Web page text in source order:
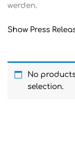
werden.
Show Press
No
selection.